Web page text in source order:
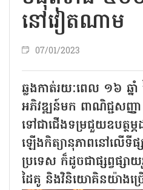
នៅវៀតណាម
07/01/2023
ឆ្លងកាត់រយៈពេល ១៦ ឆ្នាំ
អភិវឌ្ឍន៍មក ពាណិជ្ជសញ្ញ
ទៅជាជើងទម្រជួយឧបត្ថ
ឡើងកិត្យានុភាពនៅលើទីផ្
ប្រទេស ក៏ដូចជាផ្សព្វផ្ស
ដៃគូ និងវិនិយោគិនយ៉ាងច្រ